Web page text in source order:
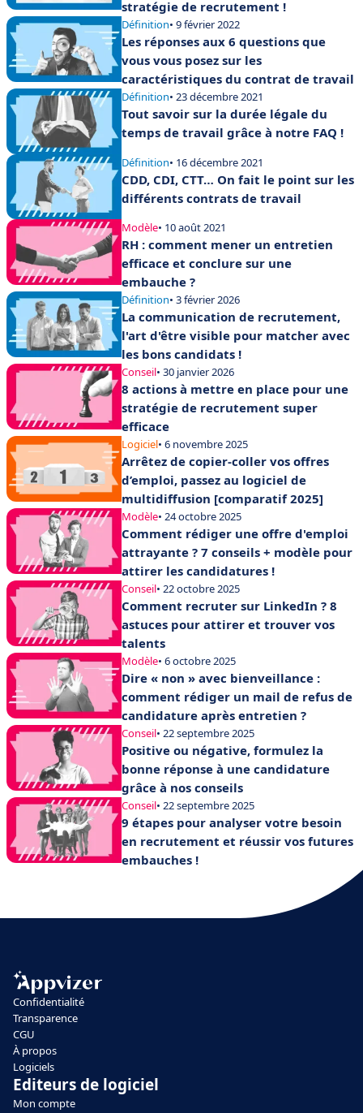
stratégie de recrutement !
Définition• 9 février 2022
Les réponses aux 6 questions que
vous vous posez sur les
caractéristiques du contrat de travail
Définition• 23 décembre 2021
Tout savoir sur la durée légale du
temps de travail grâce à notre FAQ !
Définition• 16 décembre 2021
CDD, CDI, CTT… On fait le point sur les
différents contrats de travail
Modèle• 10 août 2021
RH : comment mener un entretien
efficace et conclure sur une
embauche ?
Définition• 3 février 2026
La communication de recrutement,
l'art d'être visible pour matcher avec
les bons candidats !
Conseil• 30 janvier 2026
8 actions à mettre en place pour une
stratégie de recrutement super
efficace
Logiciel• 6 novembre 2025
Arrêtez de copier-coller vos offres
d’emploi, passez au logiciel de
multidiffusion [comparatif 2025]
Modèle• 24 octobre 2025
Comment rédiger une offre d'emploi
attrayante ? 7 conseils + modèle pour
attirer les candidatures !
Conseil• 22 octobre 2025
Comment recruter sur LinkedIn ? 8
astuces pour attirer et trouver vos
talents
Modèle• 6 octobre 2025
Dire « non » avec bienveillance :
comment rédiger un mail de refus de
candidature après entretien ?
Conseil• 22 septembre 2025
Positive ou négative, formulez la
bonne réponse à une candidature
grâce à nos conseils
Conseil• 22 septembre 2025
9 étapes pour analyser votre besoin
en recrutement et réussir vos futures
embauches !
Confidentialité
Transparence
CGU
À propos
Logiciels
Editeurs de logiciel
Mon compte